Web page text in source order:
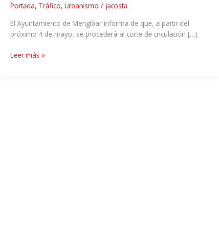
Portada, Tráfico, Urbanismo / jacosta
El Ayuntamiento de Mengíbar informa de que, a partir del
próximo 4 de mayo, se procederá al corte de circulación […]
Leer más »